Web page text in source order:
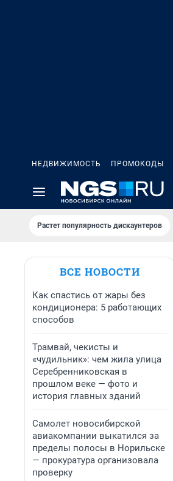
НЕДВИЖИМОСТЬ ПРОМОКОДЫ
Растет популярность дискаунтеров
ВСЕ НОВОСТИ
Как спастись от жары без
кондиционера: 5 работающих
способов
Трамвай, чекисты и
«чудильник»: чем жила улица
Серебренниковская в
прошлом веке — фото и
история главных зданий
Самолет новосибирской
авиакомпании выкатился за
пределы полосы в Норильске
— прокуратура организовала
проверку